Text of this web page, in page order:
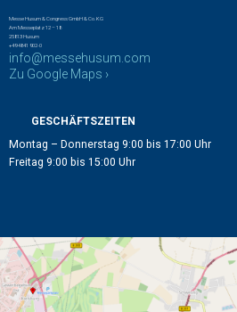
Messe Husum & Congress GmbH & Co. KG
Am Messeplatz 12 – 18
25813 Husum
+49 4841 902-0
info@messehusum.com
Zu Google Maps ›
GESCHÄFTSZEITEN
Montag – Donnerstag 9:00 bis 17:00 Uhr
Freitag 9:00 bis 15:00 Uhr